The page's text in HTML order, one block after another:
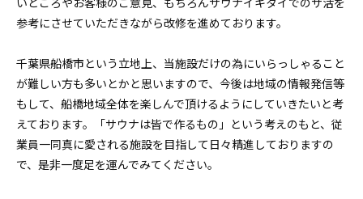
参考にさせていただきながら改修を進めております。
千葉県船橋市という立地上、当施設だけの為にいらっしゃること
が難しい方も多いとかと思いますので、今後は地域の情報発信等
もして、船橋地域全体を楽しんで頂けるようにしていきたいと考
えております。「サウナは皆で作るもの」という考えのもと、従
業員一同真に愛される施設を目指して日々精進しておりますの
で、是非一度足を運んでみてください。